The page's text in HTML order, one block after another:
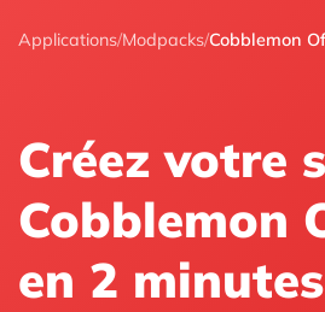
Applications/Modpacks/Cobblemon
Créez votre
Cobblemon
en 2 minutes